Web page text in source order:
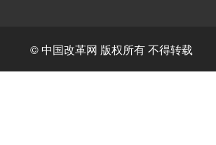
© 中国改革网 版权所有 不得转载